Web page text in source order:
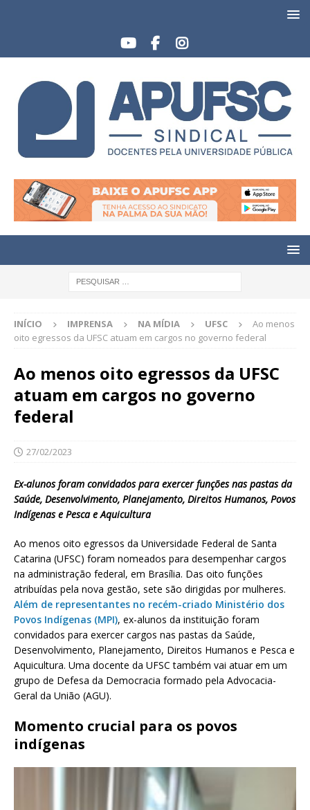
INÍCIO IMPRENSA NA MÍDIA UFSC
Ao menos
oito egressos da UFSC atuam em cargos no governo federal
Ao menos oito egressos da UFSC
atuam em cargos no governo
federal
27/02/2023
Ex-alunos foram convidados para exercer funções nas pastas da
Saúde, Desenvolvimento, Planejamento, Direitos Humanos, Povos
Indígenas e Pesca e Aquicultura
Ao menos oito egressos da Universidade Federal de Santa
Catarina (UFSC) foram nomeados para desempenhar cargos
na administração federal, em Brasília. Das oito funções
atribuídas pela nova gestão, sete são dirigidas por mulheres.
Além de representantes no recém-criado Ministério dos
Povos Indígenas (MPI), ex-alunos da instituição foram
convidados para exercer cargos nas pastas da Saúde,
Desenvolvimento, Planejamento, Direitos Humanos e Pesca e
Aquicultura. Uma docente da UFSC também vai atuar em um
grupo de Defesa da Democracia formado pela Advocacia-
Geral da União (AGU).
Momento crucial para os povos
indígenas